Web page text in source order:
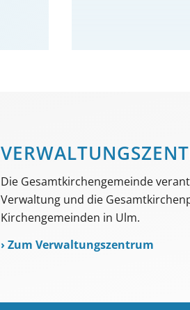
Die Gesamtkirchengemeinde
Verwaltung und die
Kirchengemeinden in Ulm.
›Zum Verwaltungszentrum